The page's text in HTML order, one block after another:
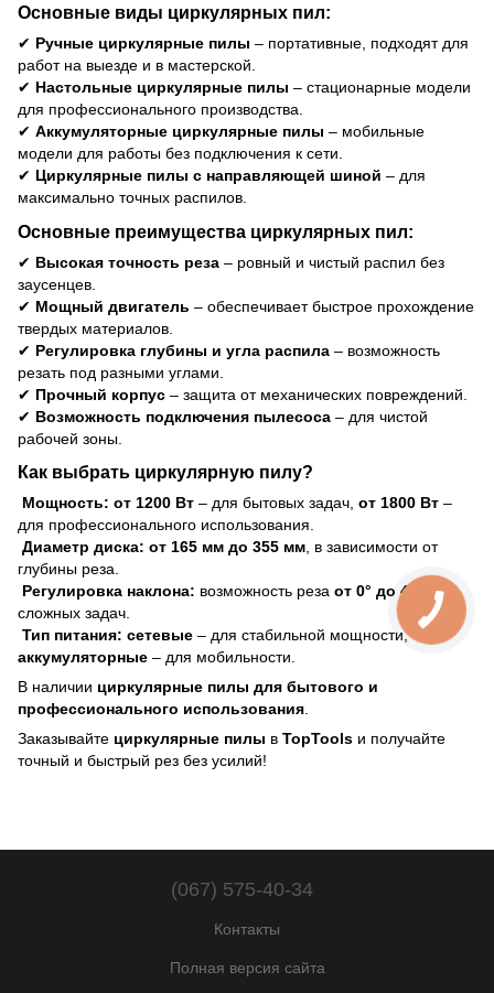
Основные виды циркулярных пил:
✔ Ручные циркулярные пилы – портативные, подходят для
работ на выезде и в мастерской.
✔ Настольные циркулярные пилы – стационарные модели
для профессионального производства.
✔ Аккумуляторные циркулярные пилы – мобильные
модели для работы без подключения к сети.
✔ Циркулярные пилы с направляющей шиной – для
максимально точных распилов.
Основные преимущества циркулярных пил:
✔ Высокая точность реза – ровный и чистый распил без
заусенцев.
✔ Мощный двигатель – обеспечивает быстрое прохождение
твердых материалов.
✔ Регулировка глубины и угла распила – возможность
резать под разными углами.
✔ Прочный корпус – защита от механических повреждений.
✔ Возможность подключения пылесоса – для чистой
рабочей зоны.
Как выбрать циркулярную пилу?
Мощность: от 1200 Вт – для бытовых задач, от 1800 Вт –
для профессионального использования.
Диаметр диска: от 165 мм до 355 мм, в зависимости от
глубины реза.
Регулировка наклона: возможность реза от 0° до 45°
для
сложных задач.
Тип питания: сетевые – для стабильной мощности,
аккумуляторные – для мобильности.
В наличии циркулярные пилы для бытового и
профессионального использования.
Заказывайте циркулярные пилы в TopTools и получайте
точный и быстрый рез без усилий!
(067) 575-40-34
Контакты
Полная версия сайта